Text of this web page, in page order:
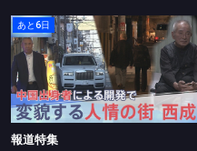
あと6日
報道特集
大阪・西成と中国 変貌する街
報道特集